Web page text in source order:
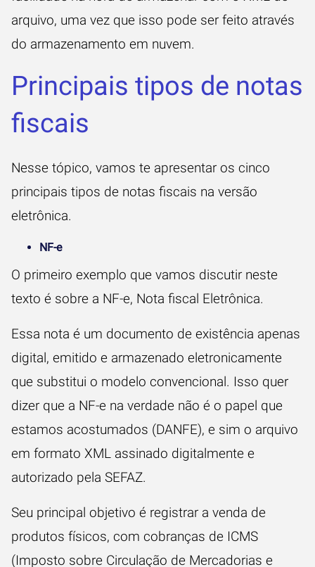
arquivo, uma vez que isso pode ser feito através
do armazenamento em nuvem.
Principais tipos de notas
fiscais
Nesse tópico, vamos te apresentar os cinco
principais tipos de notas fiscais na versão
eletrônica.
NF-e
O primeiro exemplo que vamos discutir neste
texto é sobre a NF-e, Nota fiscal Eletrônica.
Essa nota é um documento de existência apenas
digital, emitido e armazenado eletronicamente
que substitui o modelo convencional. Isso quer
dizer que a NF-e na verdade não é o papel que
estamos acostumados (DANFE), e sim o arquivo
em formato XML assinado digitalmente e
autorizado pela SEFAZ.
Seu principal objetivo é registrar a venda de
produtos físicos, com cobranças de ICMS
(Imposto sobre Circulação de Mercadorias e